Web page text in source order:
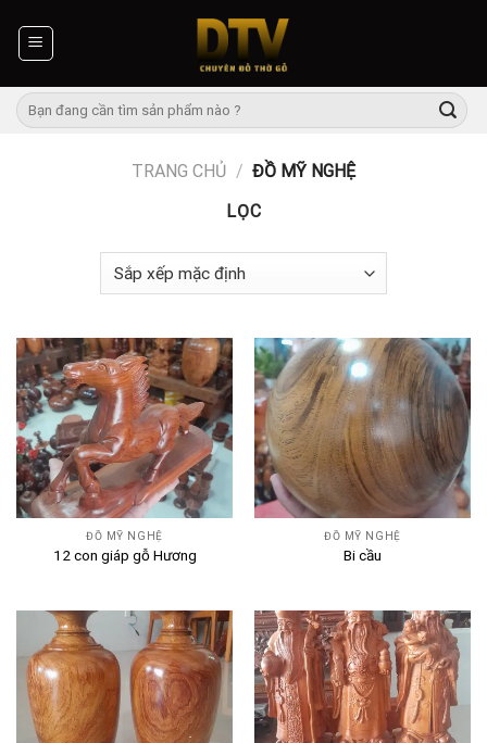
content
Tìm
kiếm:
TRANG CHỦ / ĐỒ MỸ NGHỆ
LỌC
ĐỒ MỸ NGHỆ
12 con giáp gỗ Hương
ĐỒ MỸ NGHỆ
Bi cầu